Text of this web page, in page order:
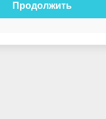
Продолжить